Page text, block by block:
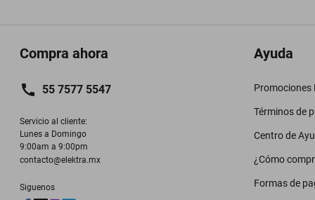
Compra ahora
55 7577 5547
Servicio al cliente:
Lunes a Domingo
9:00am a 9:00pm
contacto@elektra.mx
Siguenos
Ayuda
Promociones
Términos de
Centro de
¿Cómo
Formas de